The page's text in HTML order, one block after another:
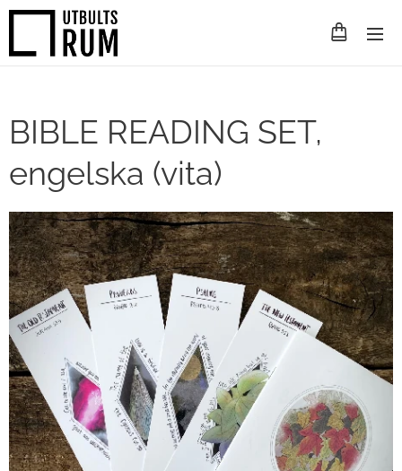
BIBLE READING SET,
engelska (vita)